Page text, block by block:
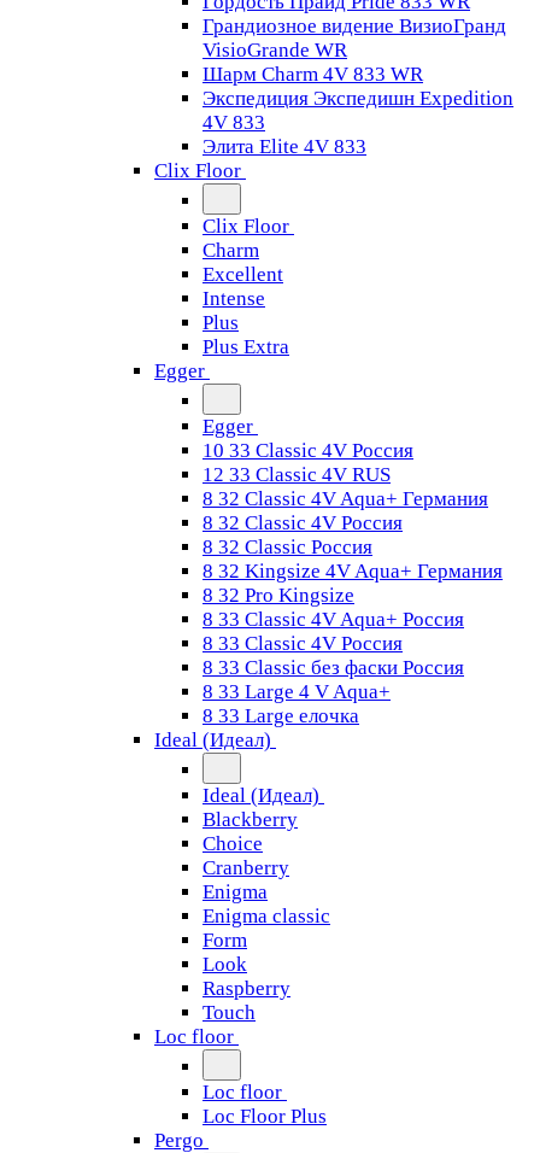
Грандиозное видение ВизиоГранд
VisioGrande WR
Шарм Charm 4V 833 WR
Экспедиция Экспедишн Expedition
4V 833
Элита Elite 4V 833
Clix Floor
Clix Floor
Charm
Excellent
Intense
Plus
Plus Extra
Egger
Egger
10 33 Classic 4V Россия
12 33 Classic 4V RUS
8 32 Classic 4V Aqua+ Германия
8 32 Classic 4V Россия
8 32 Classic Россия
8 32 Kingsize 4V Aqua+ Германия
8 32 Pro Kingsize
8 33 Classic 4V Aqua+ Россия
8 33 Classic 4V Россия
8 33 Classic без фаски Россия
8 33 Large 4 V Aqua+
8 33 Large елочка
Ideal (Идеал)
Ideal (Идеал)
Blackberry
Choice
Cranberry
Enigma
Enigma classic
Form
Look
Raspberry
Touch
Loc floor
Loc floor
Loc Floor Plus
Pergo